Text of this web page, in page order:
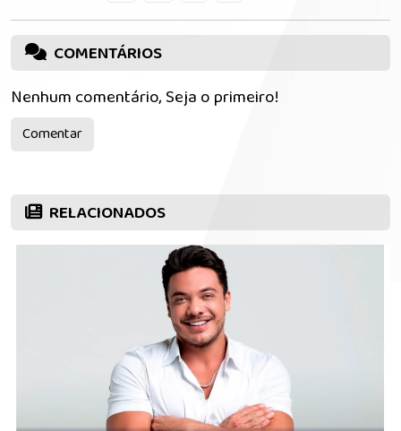
COMENTÁRIOS
Nenhum comentário, Seja o primeiro!
Comentar
RELACIONADOS